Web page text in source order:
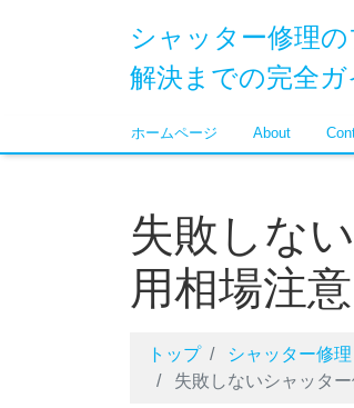
シャッター修理
解決までの完全ガ
ホームページ About
失敗しな
用相場注
トップ
シャッター修理
失敗しないシャッタ